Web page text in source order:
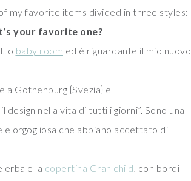
my favorite items divided in three styles:
your favorite one?
baby room ed è riguardante il mio nuovo
a Gothenburg {Svezia} e
nella vita di tutti i giorni”. Sono una
orgogliosa che abbiano accettato di
erba e la copertina Gran child, con bordi